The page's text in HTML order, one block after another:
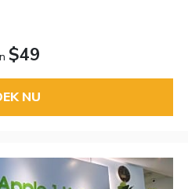
$49
NU